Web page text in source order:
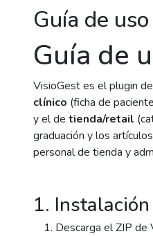
Guía de
Guía de
VisioGest es el plugin
clínico (ficha de
y el de tienda/retail
graduación y los
personal de tienda y
1. Instalación
Descarga el ZIP de